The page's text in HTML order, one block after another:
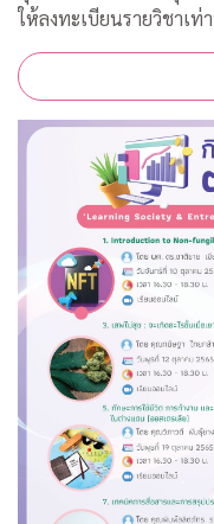
ให้ลงทะเบียนรายวิชาเ